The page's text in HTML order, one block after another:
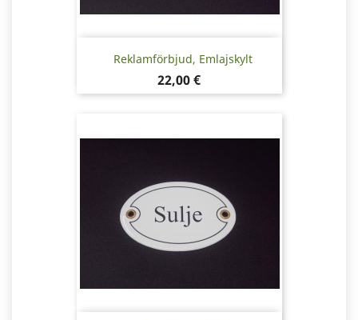
Reklamförbjud, Emlajskylt
Pris
22,00 €